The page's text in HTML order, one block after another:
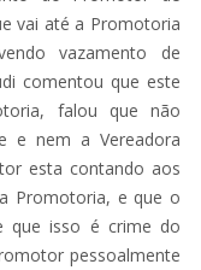
vai até a Promotoria
vazamento de
comentou que este
falou que não
e nem a Vereadora
esta contando aos
Promotoria, e que o
que isso é crime do
pessoalmente